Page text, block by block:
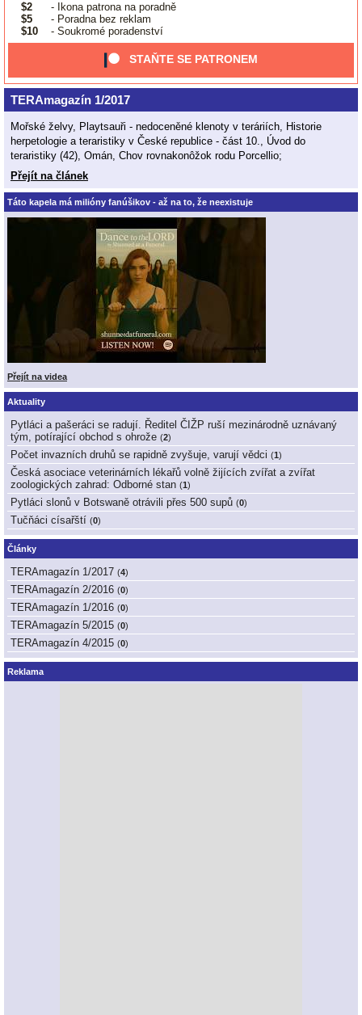
$2
- Ikona patrona na poradně
$5
- Poradna bez reklam
$10
- Soukromé poradenství
STAŇTE SE PATRONEM
TERAmagazín 1/2017
Mořské želvy, Playtsauři - nedoceněné klenoty v teráriích, Historie
herpetologie a teraristiky v České republice - část 10., Úvod do
teraristiky (42), Omán, Chov rovnakonôžok rodu Porcellio;
Přejít na článek
Táto kapela má milióny fanúšikov - až na to, že neexistuje
Přejít na videa
Aktuality
Pytláci a pašeráci se radují. Ředitel ČIŽP ruší mezinárodně uznávaný
tým, potírající obchod s ohrože (2)
Počet invazních druhů se rapidně zvyšuje, varují vědci (1 )
Česká asociace veterinárních lékařů volně žijících zvířat a zvířat
zoologických zahrad: Odborné stan (1 )
Pytláci slonů v Botswaně otrávili přes 500 supů (0)
Tučňáci císařští (0)
Články
TERAmagazín 1/2017 (4)
TERAmagazín 2/2016 (0)
TERAmagazín 1/2016 (0)
TERAmagazín 5/2015 (0)
TERAmagazín 4/2015 (0)
Reklama